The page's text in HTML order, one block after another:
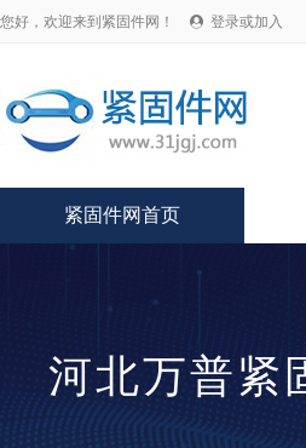
您好，欢迎来到紧固件网！  登录或加入
紧固件网首页
河北万普紧